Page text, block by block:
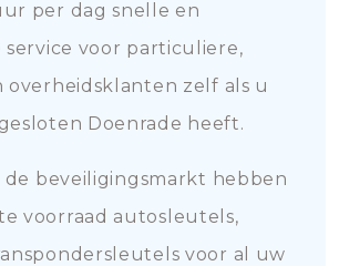
per dag snelle en
voor particuliere,
overheidsklanten zelf als u
Doenrade heeft.
de beveiligingsmarkt hebben
voorraad autosleutels,
voor al uw